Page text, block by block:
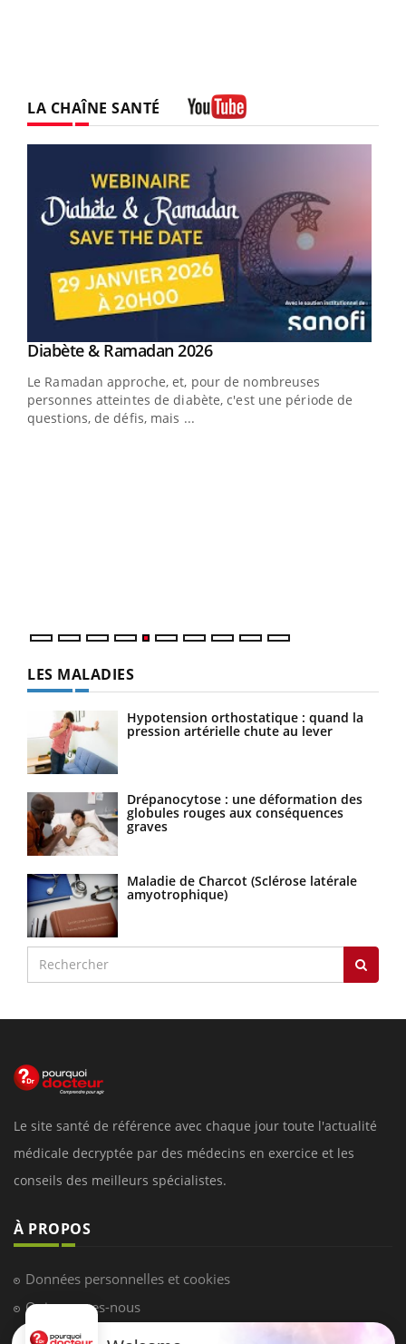
LA CHAÎNE SANTÉ
Youtube
Diabète & Ramadan 2026Youtube
Le Ramadan approche, et, pour de nombreuses
personnes atteintes de diabète, c'est une période de
questions, de défis, mais ...
LES MALADIES
Hypotension orthostatique : quand la
pression artérielle chute au lever
Drépanocytose : une déformation des
globules rouges aux conséquences
graves
Maladie de Charcot (Sclérose latérale
amyotrophique)
Le site santé de référence avec chaque jour toute l'actualité
médicale decryptée par des médecins en exercice et les
conseils des meilleurs spécialistes.
À PROPOS
Données personnelles et cookies
Qui sommes-nous
Conditions d'utilisation